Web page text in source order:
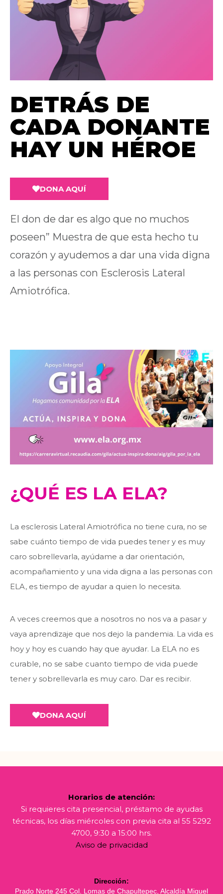
DETRÁS DE
CADA DONANTE
HAY UN HÉROE
DONA AQUÍ
El don de dar es algo que no muchos
poseen” Muestra de que esta hecho tu
corazón y ayudemos a dar una vida digna
a las personas con Esclerosis Lateral
Amiotrófica.
¿QUÉ ES LA ELA?
La esclerosis Lateral Amiotrófica no tiene cura, no se
sabe cuánto tiempo de vida puedes tener y es muy
caro sobrellevarla, ayúdame a dar orientación,
acompañamiento y una vida digna a las personas con
ELA, es tiempo de ayudar a quien lo necesita.
A veces creemos que a nosotros no nos va a pasar y
vaya aprendizaje que nos dejo la pandemia. La vida es
hoy y hoy es cuando hay que ayudar. La ELA no es
curable, no se sabe cuanto tiempo de vida puede
tener y sobrellevarla es muy caro. Dar es recibir.
DONA AQUÍ
Horarios de atención:
Si requieres cita presencial, préstamo de ayudas
técnicas, los días miércoles con previa cita al 55 5292
4700, 9:30 a 15:00 hrs.
Aviso de privacidad
Dirección:
Prado Norte 245 Col. Lomas de Chapultepec, Alcaldía Miguel